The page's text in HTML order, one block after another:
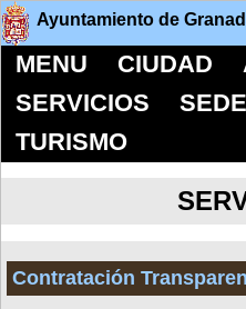
Ayuntamiento de
MENU CIUDAD
SERVICIOS
TURISMO
Contratación